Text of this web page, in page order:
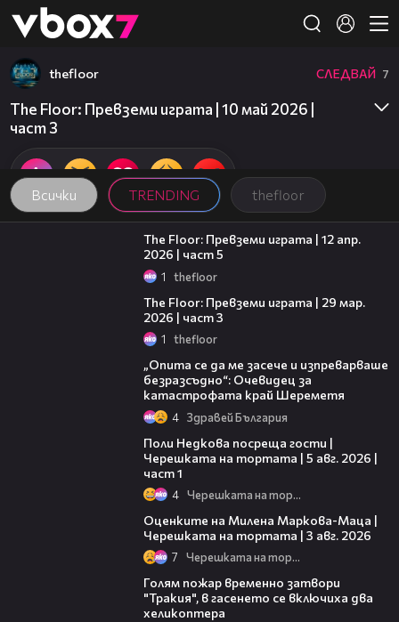
👾
Всички TRENDING thefloor
thefloor СЛЕДВАЙ 7
The Floor: Превземи играта | 10 май 2026 |
част 3
20:24
The Floor: Превземи играта | 12 апр.
2026 | част 5
1 thefloor
The Floor: Превземи играта | 29 мар.
2026 | част 3
1 thefloor
„Опита се да ме засече и изпреварваше
безразсъдно“: Очевидец за
катастрофата край Шереметя
4 Здравей България
Поли Недкова посреща гости |
Черешката на тортата | 5 авг. 2026 |
част 1
4 Черешката на тортата
Оценките на Милена Маркова-Маца |
Черешката на тортата | 3 авг. 2026
7 Черешката на тортата
Голям пожар временно затвори
"Тракия", в гасенето се включиха два
хеликоптера